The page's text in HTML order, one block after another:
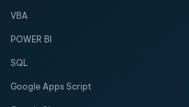
VBA
POWER BI
SQL
Google Apps Script